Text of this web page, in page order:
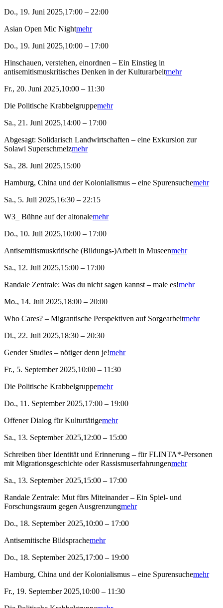
Do., 19. Juni 2025,17:00 – 22:00
Asian Open Mic Nightmehr
Do., 19. Juni 2025,10:00 – 17:00
Hinschauen, verstehen, einordnen – Ein Einstieg in
antisemitismuskritisches Denken in der Kulturarbeitmehr
Fr., 20. Juni 2025,10:00 – 11:30
Die Politische Krabbelgruppemehr
Sa., 21. Juni 2025,14:00 – 17:00
Abgesagt: Solidarisch Landwirtschaften – eine Exkursion zur
Solawi Superschmelzmehr
Sa., 28. Juni 2025,15:00
Hamburg, China und der Kolonialismus – eine Spurensuchemehr
Sa., 5. Juli 2025,16:30 – 22:15
W3_ Bühne auf der altonalemehr
Do., 10. Juli 2025,10:00 – 17:00
Antisemitismuskritische (Bildungs-)Arbeit in Museenmehr
Sa., 12. Juli 2025,15:00 – 17:00
Randale Zentrale: Was du nicht sagen kannst – male es!mehr
Mo., 14. Juli 2025,18:00 – 20:00
Who Cares? – Migrantische Perspektiven auf Sorgearbeitmehr
Di., 22. Juli 2025,18:30 – 20:30
Gender Studies – nötiger denn je!mehr
Fr., 5. September 2025,10:00 – 11:30
Die Politische Krabbelgruppemehr
Do., 11. September 2025,17:00 – 19:00
Offener Dialog für Kulturtätigemehr
Sa., 13. September 2025,12:00 – 15:00
Schreiben über Identität und Erinnerung – für FLINTA*-Personen
mit Migrationsgeschichte oder Rassismuserfahrungenmehr
Sa., 13. September 2025,15:00 – 17:00
Randale Zentrale: Mut fürs Miteinander – Ein Spiel- und
Forschungsraum gegen Ausgrenzungmehr
Do., 18. September 2025,10:00 – 17:00
Antisemitische Bildsprachemehr
Do., 18. September 2025,17:00 – 19:00
Hamburg, China und der Kolonialismus – eine Spurensuchemehr
Fr., 19. September 2025,10:00 – 11:30